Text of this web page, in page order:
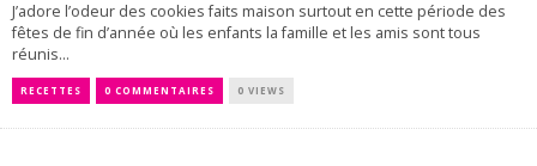
J’adore l’odeur des cookies faits maison surtout en cette période des
fêtes de fin d’année où les enfants la famille et les amis sont tous
réunis...
RECETTES 0 COMMENTAIRES 0 VIEWS